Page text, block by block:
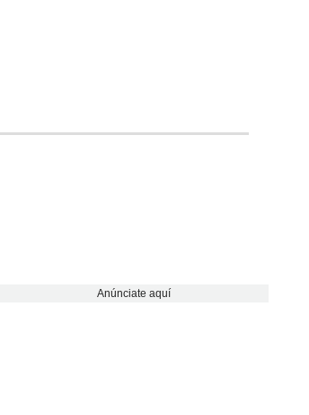
Anúnciate aquí